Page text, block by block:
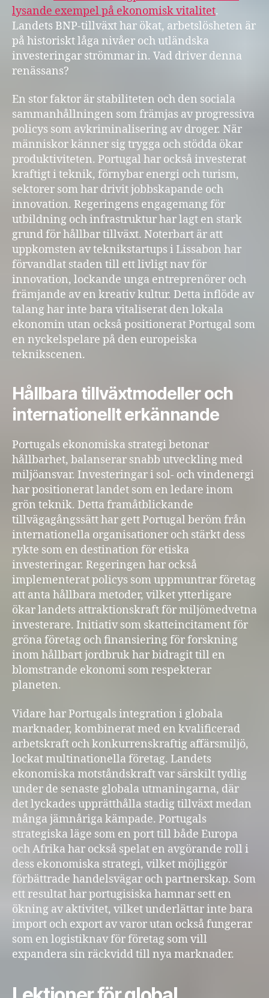
lysande exempel på ekonomisk vitalitet.
Landets BNP-tillväxt har ökat, arbetslösheten är
på historiskt låga nivåer och utländska
investeringar strömmar in. Vad driver denna
renässans?
En stor faktor är stabiliteten och den sociala
sammanhållningen som främjas av progressiva
policys som avkriminalisering av droger. När
människor känner sig trygga och stödda ökar
produktiviteten. Portugal har också investerat
kraftigt i teknik, förnybar energi och turism,
sektorer som har drivit jobbskapande och
innovation. Regeringens engagemang för
utbildning och infrastruktur har lagt en stark
grund för hållbar tillväxt. Noterbart är att
uppkomsten av teknikstartups i Lissabon har
förvandlat staden till ett livligt nav för
innovation, lockande unga entreprenörer och
främjande av en kreativ kultur. Detta inflöde av
talang har inte bara vitaliserat den lokala
ekonomin utan också positionerat Portugal som
en nyckelspelare på den europeiska
teknikscenen.
Hållbara tillväxtmodeller och
internationellt erkännande
Portugals ekonomiska strategi betonar
hållbarhet, balanserar snabb utveckling med
miljöansvar. Investeringar i sol- och vindenergi
har positionerat landet som en ledare inom
grön teknik. Detta framåtblickande
tillvägagångssätt har gett Portugal beröm från
internationella organisationer och stärkt dess
rykte som en destination för etiska
investeringar. Regeringen har också
implementerat policys som uppmuntrar företag
att anta hållbara metoder, vilket ytterligare
ökar landets attraktionskraft för miljömedvetna
investerare. Initiativ som skatteincitament för
gröna företag och finansiering för forskning
inom hållbart jordbruk har bidragit till en
blomstrande ekonomi som respekterar
planeten.
Vidare har Portugals integration i globala
marknader, kombinerat med en kvalificerad
arbetskraft och konkurrenskraftig affärsmiljö,
lockat multinationella företag. Landets
ekonomiska motståndskraft var särskilt tydlig
under de senaste globala utmaningarna, där
det lyckades upprätthålla stadig tillväxt medan
många jämnåriga kämpade. Portugals
strategiska läge som en port till både Europa
och Afrika har också spelat en avgörande roll i
dess ekonomiska strategi, vilket möjliggör
förbättrade handelsvägar och partnerskap. Som
ett resultat har portugisiska hamnar sett en
ökning av aktivitet, vilket underlättar inte bara
import och export av varor utan också fungerar
som en logistiknav för företag som vill
expandera sin räckvidd till nya marknader.